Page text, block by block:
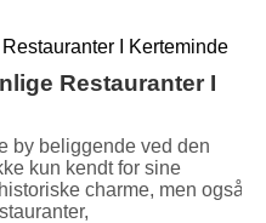
Restauranter I
by beliggende ved den
kun kendt for sine
charme, men også